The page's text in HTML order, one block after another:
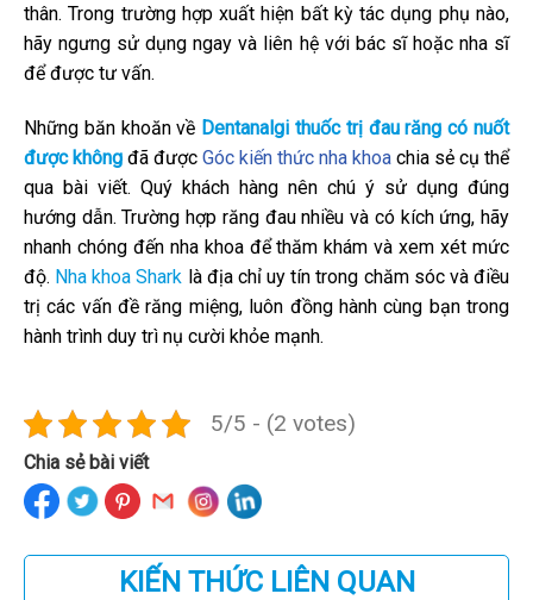
thân. Trong trường hợp xuất hiện bất kỳ tác dụng phụ nào,
hãy ngưng sử dụng ngay và liên hệ với bác sĩ hoặc nha sĩ
để được tư vấn.
Những băn khoăn về Dentanalgi thuốc trị đau răng có nuốt
được không đã được Góc kiến thức nha khoa chia sẻ cụ thể
qua bài viết. Quý khách hàng nên chú ý sử dụng đúng
hướng dẫn. Trường hợp răng đau nhiều và có kích ứng, hãy
nhanh chóng đến nha khoa để thăm khám và xem xét mức
độ. Nha khoa Shark là địa chỉ uy tín trong chăm sóc và điều
trị các vấn đề răng miệng, luôn đồng hành cùng bạn trong
hành trình duy trì nụ cười khỏe mạnh.
5/5 - (2 votes)
Chia sẻ bài viết
KIẾN THỨC LIÊN QUAN